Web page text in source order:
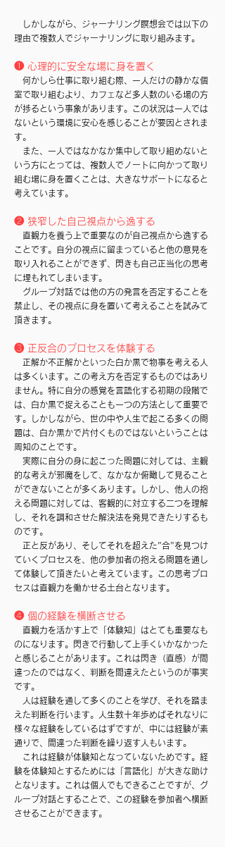
しかしながら、ジャーナリング瞑想会では以下の
理由で複数人でジャーナリングに取り組みます。
❶ 心理的に安全な場に身を置く
何かしら仕事に取り組む際、一人だけの静かな個
室で取り組むより、カフェなど多人数のいる場の方
が捗るという事象があります。この状況は一人では
ないという環境に安心を感じることが要因とされま
す。
​ また、一人ではなかなか集中して取り組めないと
いう方にとっては、複数人でノートに向かって取り
組む場に身を置くことは、大きなサポートになると
考えています。
❷ 狭窄した自己視点から逸する
直観力を養う上で重要なのが自己視点から逸する
ことです。自分の視点に留まっていると他の意見を
取り入れることができず、閃きも自己正当化の思考
に埋もれてしまいます。
グループ対話では他の方の発言を否定することを
禁止し、その視点に身を置いて考えることを試みて
頂きます。
❸ 正反合のプロセスを体験する
正解か不正解かといった白か黒で物事を考える人
は多くいます。この考え方を否定するものではあり
ません。特に自分の感覚を言語化する初期の段階で
は、白か黒で捉えることも一つの方法として重要で
す。しかしながら、世の中や人生で起こる多くの問
題は、白か黒かで片付くものではないということは
周知のことです。
実際に自分の身に起こった問題に対しては、主観
的な考えが邪魔をして、なかなか俯瞰して見ること
ができないことが多くあります。しかし、他人の抱
える問題に対しては、客観的に対立する二つを理解
し、それを調和させた解決法を発見できたりするも
のです。
正と反があり、そしてそれを超えた"合"を見つけ
ていくプロセスを、他の参加者の抱える問題を通し
て体験して頂きたいと考えています。この思考プロ
セスは直観力を働かせる土台となります。
❹ 個の経験を横断させる
直観力を活かす上で「体験知」はとても重要なも
のになります。閃きで行動して上手くいかなかった
と感じることがあります。これは閃き（直感）が間
違ったのではなく、判断を間違えたというのが事実
です。
人は経験を通して多くのことを学び、それを踏ま
えた判断を行います。人生数十年歩めばそれなりに
様々な経験をしているはずですが、中には経験が素
通りで、間違った判断を繰り返す人もいます。
これは経験が体験知となっていないためです。経
験を体験知とするためには「言語化」が大きな助け
となります。これは個人でもできることですが、グ
ループ対話とすることで、この経験を参加者へ横断
させることができます。